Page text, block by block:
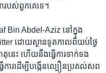
របស់​ពួកគេ​ទេ។
Bin Abdel-Aziz នៅ​ក្នុង​
ដោយ​ស្ថាន​ទូត​កាល​ពី​យប់​ថ្ងៃ​
នេះ ហើយ​នឹង​ធ្វើ​ការ​ទាក់ទង​
ការ​ដើម្បី​បង្កើន​ល្បឿន​ប្រគល់​សព​